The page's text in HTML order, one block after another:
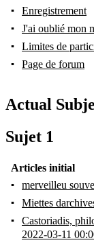
Enregistrement
J'ai oublié mon
Limites de
Page de forum
Actual
Sujet 1
Articles initial
merveilleu
Miettes
Castoriadis,
2022-03-11